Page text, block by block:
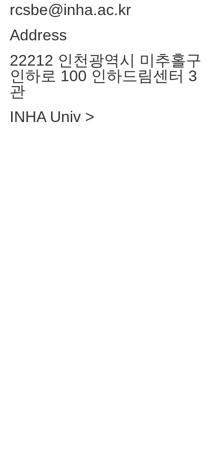
rcsbe@inha.ac.kr
Address
22212 인천광역시 미추홀구
인하로 100 인하드림센터 3
관
INHA Univ >